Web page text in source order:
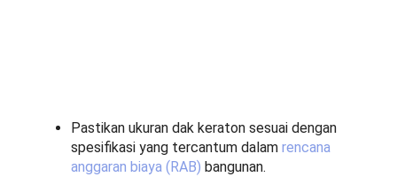
Pastikan ukuran dak keraton sesuai dengan
spesifikasi yang tercantum dalam rencana
anggaran biaya (RAB) bangunan.